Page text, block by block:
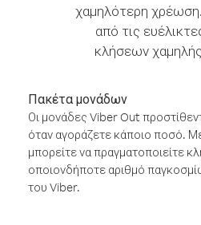
χαμηλότερη
από τις
κλήσεων
Πακέτα μονάδων
Οι μονάδες Viber Out
όταν αγοράζετε κάποιο ποσό.
μπορείτε να πραγματοποιείτε
οποιονδήποτε αριθμό
του Viber.